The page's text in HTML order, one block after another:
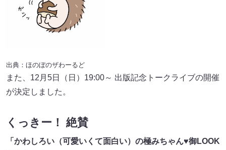
出典：ほのぼのザわーるど
また、12月5日（日）19:00～ 出版記念トークライブの開催
が決定しました。
くっきー！ 絶賛
「かわしろい（可愛いくて面白い）の極みちゃん♥御LOOK